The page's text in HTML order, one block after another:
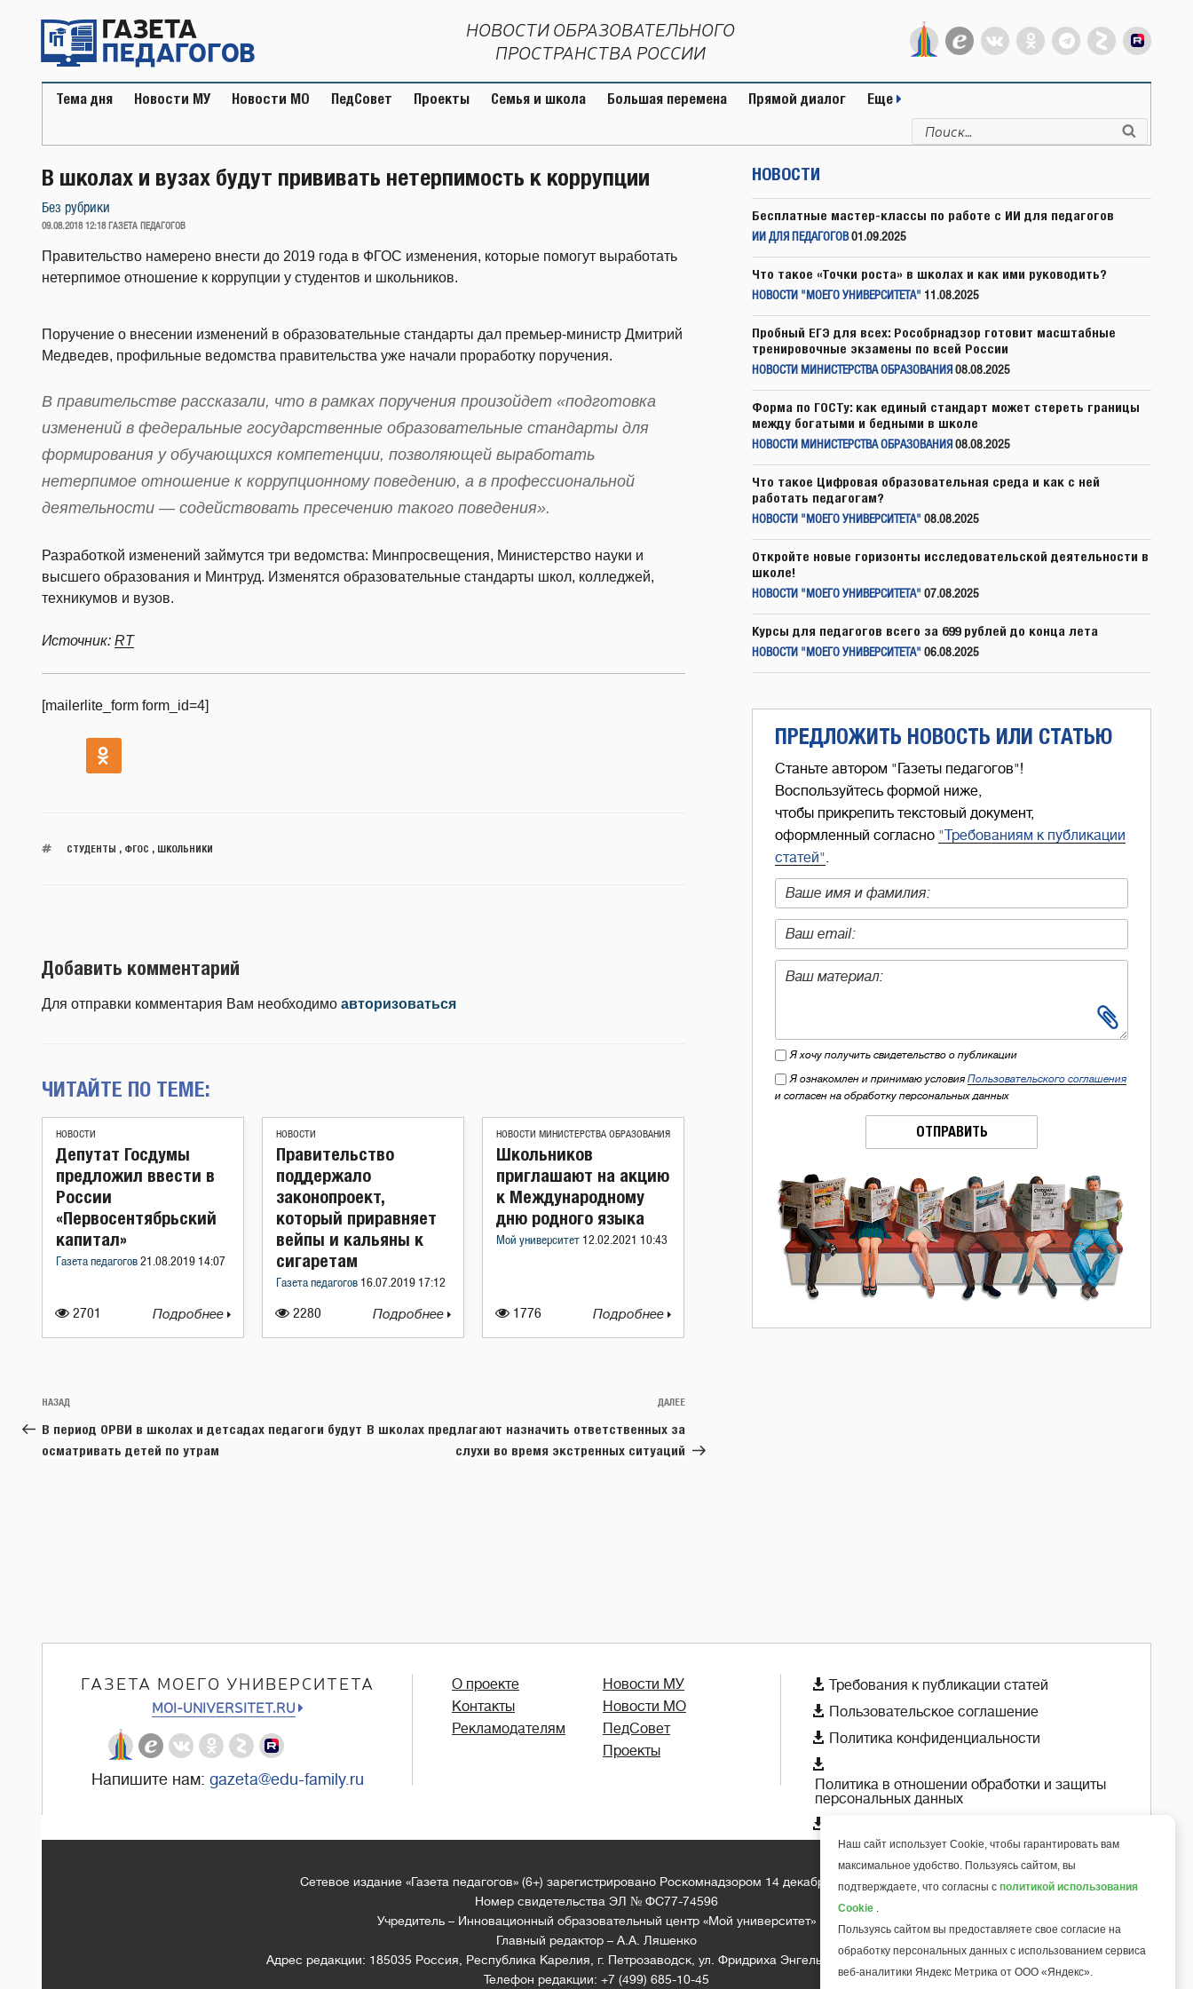
содержимому
НОВОСТИ ОБРАЗОВАТЕЛЬНОГО
ПРОСТРАНСТВА РОССИИ
Тема дня Новости МУ Новости МО ПедСовет Проекты Семья и школа Большая перемена Прямой диалог Еще
Искать:
В школах и вузах будут прививать нетерпимость к коррупции
Без рубрики
ОПУБЛИКОВАНО
09.08.2018 12:18 ГАЗЕТА ПЕДАГОГОВ
Правительство намерено внести до 2019 года в ФГОС изменения, которые помогут выработать
нетерпимое отношение к коррупции у студентов и школьников.
Поручение о внесении изменений в образовательные стандарты дал премьер-министр Дмитрий
Медведев, профильные ведомства правительства уже начали проработку поручения.
В правительстве рассказали, что в рамках поручения произойдет «подготовка
изменений в федеральные государственные образовательные стандарты для
формирования у обучающихся компетенции, позволяющей выработать
нетерпимое отношение к коррупционному поведению, а в профессиональной
деятельности — содействовать пресечению такого поведения».
Разработкой изменений займутся три ведомства: Минпросвещения, Министерство науки и
высшего образования и Минтруд. Изменятся образовательные стандарты школ, колледжей,
техникумов и вузов.
Источник: RT
[mailerlite_form form_id=4]
СТУДЕНТЫ ФГОС ШКОЛЬНИКИ
Добавить комментарий
Для отправки комментария Вам необходимо авторизоваться
ЧИТАЙТЕ ПО ТЕМЕ:
НОВОСТИ
2701
Депутат Госдумы
предложил ввести в
России
«Первосентябрьский
капитал»
Газета педагогов 21.08.2019 14:07
Подробнее
НОВОСТИ
2280
Правительство
поддержало
законопроект,
который приравняет
вейпы и кальяны к
сигаретам
Газета педагогов 16.07.2019 17:12
Подробнее
НОВОСТИ МИНИСТЕРСТВА ОБРАЗОВАНИЯ
1776
Школьников
приглашают на акцию
к Международному
дню родного языка
Мой университет 12.02.2021 10:43
Подробнее
Навигация
по
записям
Предыдущая
запись:
НАЗАД
В период ОРВИ в школах и детсадах педагоги будут
осматривать детей по утрам
Следующая
ДАЛЕЕ
В школах предлагают назначить ответственных за
слухи во время экстренных ситуаций
НОВОСТИ
Бесплатные мастер-классы по работе с ИИ для педагогов
ИИ ДЛЯ ПЕДАГОГОВ 01.09.2025
Что такое «Точки роста» в школах и как ими руководить?
НОВОСТИ "МОЕГО УНИВЕРСИТЕТА" 11.08.2025
Пробный ЕГЭ для всех: Рособрнадзор готовит масштабные
тренировочные экзамены по всей России
НОВОСТИ МИНИСТЕРСТВА ОБРАЗОВАНИЯ 08.08.2025
Форма по ГОСТу: как единый стандарт может стереть границы
между богатыми и бедными в школе
НОВОСТИ МИНИСТЕРСТВА ОБРАЗОВАНИЯ 08.08.2025
Что такое Цифровая образовательная среда и как с ней
работать педагогам?
НОВОСТИ "МОЕГО УНИВЕРСИТЕТА" 08.08.2025
Откройте новые горизонты исследовательской деятельности в
школе!
НОВОСТИ "МОЕГО УНИВЕРСИТЕТА" 07.08.2025
Курсы для педагогов всего за 699 рублей до конца лета
НОВОСТИ "МОЕГО УНИВЕРСИТЕТА" 06.08.2025
ПРЕДЛОЖИТЬ НОВОСТЬ ИЛИ СТАТЬЮ
Станьте автором "Газеты педагогов"!
Воспользуйтесь формой ниже,
чтобы прикрепить текстовый документ,
оформленный согласно "Требованиям к публикации
статей".
Я хочу получить свидетельство о публикации
Я ознакомлен и принимаю условия Пользовательского соглашения
и согласен на обработку персональных данных
ОТПРАВИТЬ
ГАЗЕТА МОЕГО УНИВЕРСИТЕТА
MOI-UNIVERSITET.RU
Напишите нам: gazeta@edu-family.ru
О проекте
Контакты
Рекламодателям
Новости МУ
Новости МО
ПедСовет
Проекты
 Требования к публикации статей
 Пользовательское соглашение
 Политика конфиденциальности

Политика в отношении обработки и защиты
персональных данных

Сетевое издание «Газета педагогов» (6+) зарегистрировано Роскомнадзором 14 декабря 2018 года
Номер свидетельства ЭЛ № ФС77-74596
Учредитель – Инновационный образовательный центр «Мой университет»
Главный редактор – А.А. Ляшенко
Адрес редакции: 185035 Россия, Республика Карелия, г. Петрозаводск, ул. Фридриха Энгельса д.10, офис 211
Телефон редакции: +7 (499) 685-10-45
6+
Наш сайт использует Cookie, чтобы гарантировать вам
максимальное удобство. Пользуясь сайтом, вы
подтверждаете, что согласны с политикой использования
Cookie .
Пользуясь сайтом вы предоставляете свое согласие на
обработку персональных данных с использованием сервиса
веб-аналитики Яндекс Метрика от ООО «Яндекс».